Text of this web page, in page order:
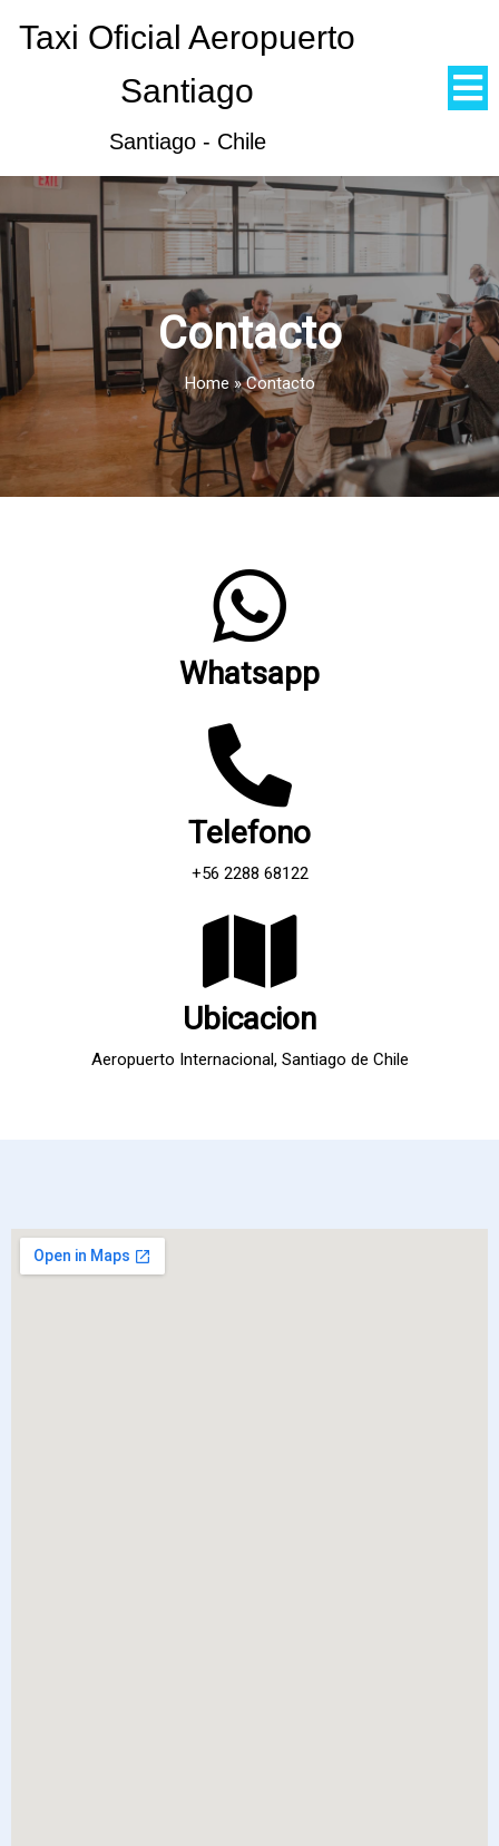
Taxi Oficial Aeropuerto
Santiago
Santiago - Chile
Contacto
Home»Contacto
Whatsapp
Telefono
+56 2288 68122
Ubicacion
Aeropuerto Internacional, Santiago de Chile